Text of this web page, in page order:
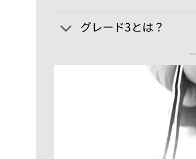
グレード3とは？